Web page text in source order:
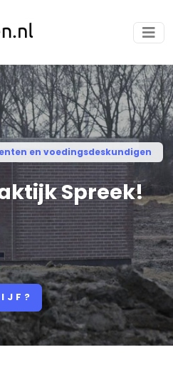
en voedingsdeskundigen
Spreek!